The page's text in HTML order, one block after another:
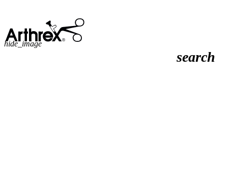
search
hide_image